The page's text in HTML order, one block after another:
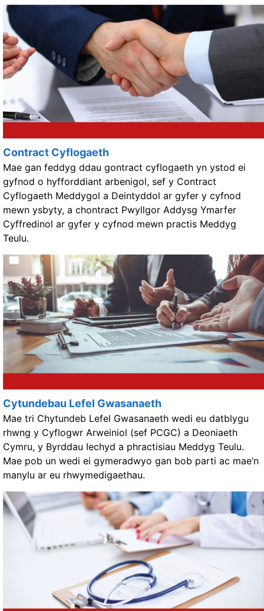
Contract Cyflogaeth
Mae gan feddyg ddau gontract cyflogaeth yn ystod ei
gyfnod o hyfforddiant arbenigol, sef y Contract
Cyflogaeth Meddygol a Deintyddol ar gyfer y cyfnod
mewn ysbyty, a chontract Pwyllgor Addysg Ymarfer
Cyffredinol ar gyfer y cyfnod mewn practis Meddyg
Teulu.
Cytundebau Lefel Gwasanaeth
Mae tri Chytundeb Lefel Gwasanaeth wedi eu datblygu
rhwng y Cyflogwr Arweiniol (sef PCGC) a Deoniaeth
Cymru, y Byrddau Iechyd a phractisiau Meddyg Teulu.
Mae pob un wedi ei gymeradwyo gan bob parti ac mae’n
manylu ar eu rhwymedigaethau.